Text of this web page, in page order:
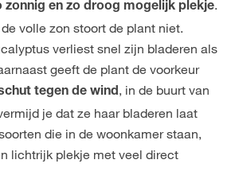
zonnig en zo droog mogelijk plekje.
volle zon stoort de plant niet.
verliest snel zijn bladeren als
geeft de plant de voorkeur
tegen de wind, in de buurt van
je dat ze haar bladeren laat
die in de woonkamer staan,
lichtrijk plekje met veel direct